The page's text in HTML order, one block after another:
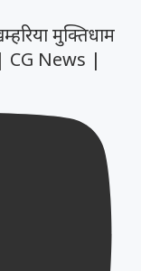
मुक्तिधाम
CG News |